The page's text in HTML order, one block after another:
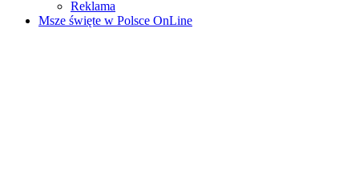
Reklama
Msze święte w Polsce OnLine